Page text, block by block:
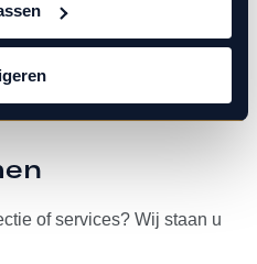
of services? Wij staan u